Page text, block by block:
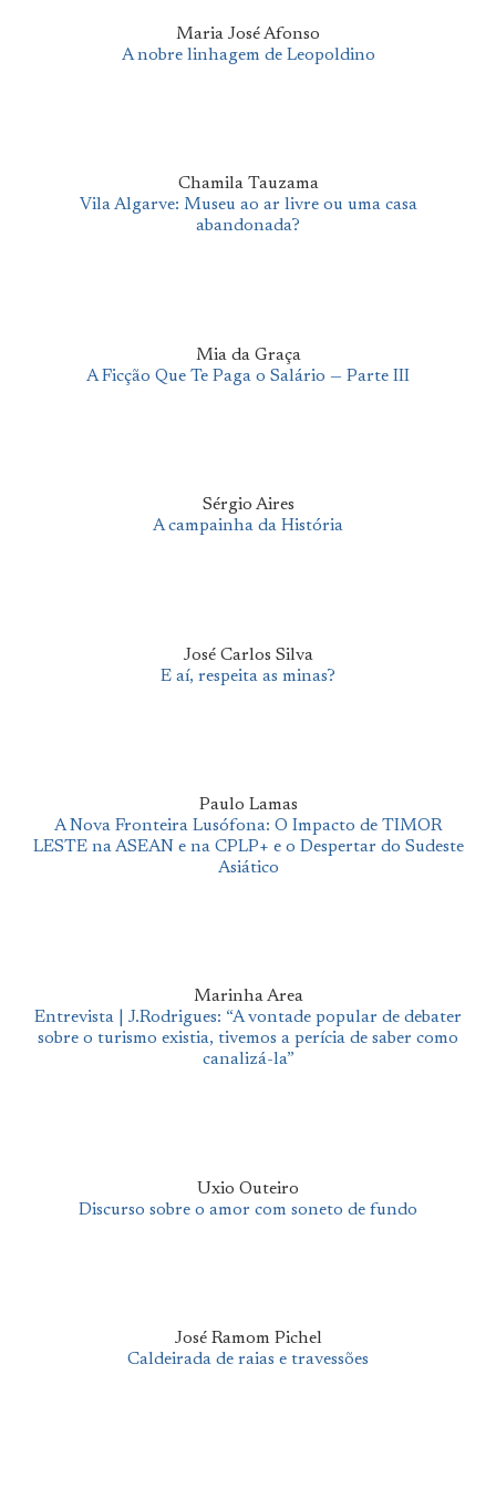
Maria José Afonso
A nobre linhagem de Leopoldino
Chamila Tauzama
Vila Algarve: Museu ao ar livre ou uma casa
abandonada?
Mia da Graça
A Ficção Que Te Paga o Salário — Parte III
Sérgio Aires
A campainha da História
José Carlos Silva
E aí, respeita as minas?
Paulo Lamas
A Nova Fronteira Lusófona: O Impacto de TIMOR
LESTE na ASEAN e na CPLP+ e o Despertar do Sudeste
Asiático
Marinha Area
Entrevista | J.Rodrigues: “A vontade popular de debater
sobre o turismo existia, tivemos a perícia de saber como
canalizá-la”
Uxio Outeiro
Discurso sobre o amor com soneto de fundo
José Ramom Pichel
Caldeirada de raias e travessões